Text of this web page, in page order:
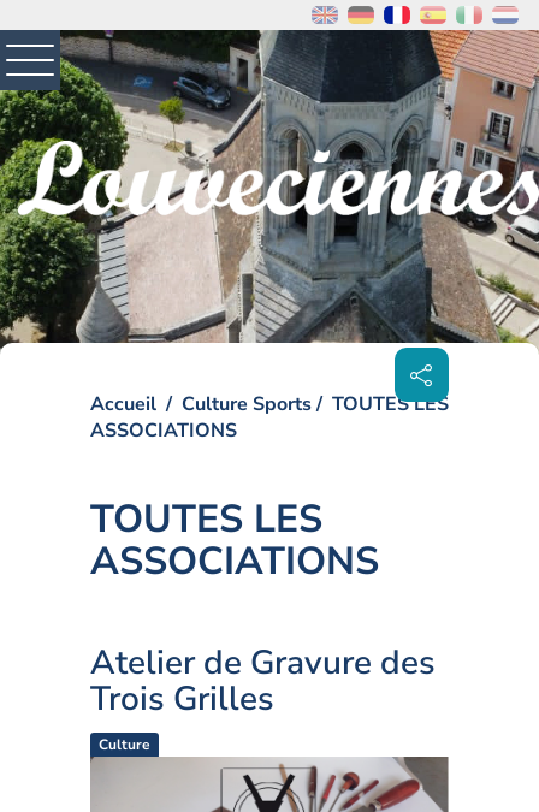
MENU
PRINCIPAL
Visiter la page accueil du site de Louveciennes
Accueil Culture Sports
TOUTES LES
ASSOCIATIONS
Partager
sur les
réseaux
sociaux
TOUTES LES
ASSOCIATIONS
Atelier de Gravure des
Trois Grilles
Culture